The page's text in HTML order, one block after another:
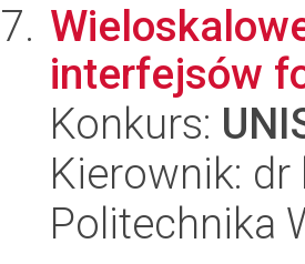
interfejsów
Konkurs:
Kierownik: dr
Politechnika